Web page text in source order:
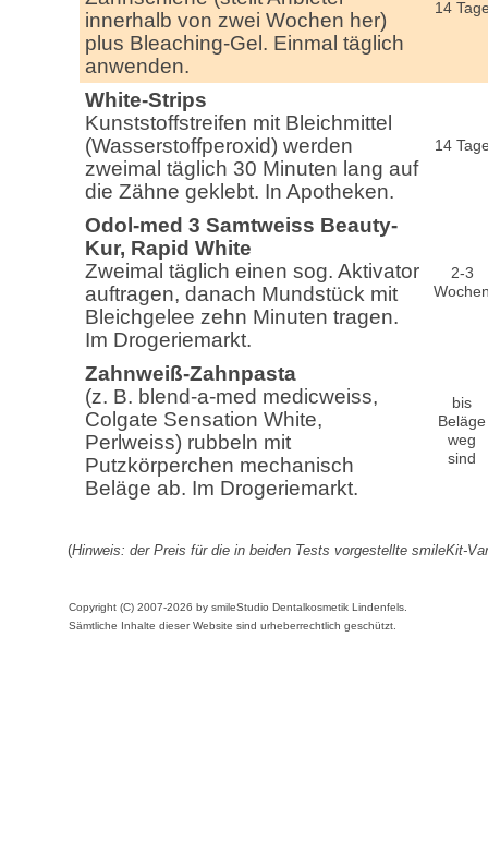
innerhalb von zwei Wochen her)
plus Bleaching-Gel. Einmal täglich
anwenden.
14
White-Strips
Kunststoffstreifen mit Bleichmittel
(Wasserstoffperoxid) werden
zweimal täglich 30 Minuten lang auf
die Zähne geklebt. In Apotheken.
14
Odol-med 3 Samtweiss Beauty-
Kur, Rapid White
Zweimal täglich einen sog. Aktivator
auftragen, danach Mundstück mit
Bleichgelee zehn Minuten tragen.
Im Drogeriemarkt.
2-3
Zahnweiß-Zahnpasta
(z. B. blend-a-med medicweiss,
Colgate Sensation White,
Perlweiss) rubbeln mit
Putzkörperchen mechanisch
Beläge ab. Im Drogeriemarkt.
bis
Beläge
weg
sind
(Hinweis: der Preis für die in beiden Tests vorgestellte smileKit-
Copyright (C) 2007-2026 by smileStudio Dentalkosmetik Lindenfels.
Sämtliche Inhalte dieser Website sind urheberrechtlich geschützt.